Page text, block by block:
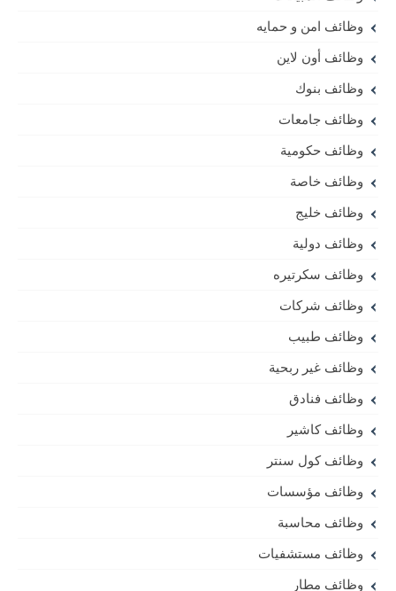
وظائف امن و حمايه
وظائف أون لاين
وظائف بنوك
وظائف جامعات
وظائف حكومية
وظائف خاصة
وظائف خليج
وظائف دولية
وظائف سكرتيره
وظائف شركات
وظائف طبيب
وظائف غير ربحية
وظائف فنادق
وظائف كاشير
وظائف كول سنتر
وظائف مؤسسات
وظائف محاسبة
وظائف مستشفيات
وظائف مطار